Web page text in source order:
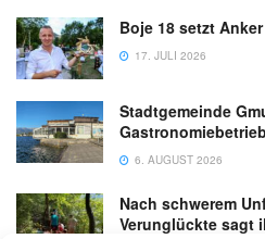
Boje 18 setzt
17. JULI 2026
Stadtgemeinde
6. AUGUST 2026
Nach schwerem
Verunglückte sagt